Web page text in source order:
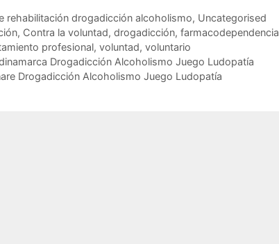
rehabilitación drogadicción alcoholismo, Uncategorised
, Contra la voluntad, drogadicción, farmacodependencia
profesional, voluntad, voluntario
Drogadicción Alcoholismo Juego Ludopatía
Drogadicción Alcoholismo Juego Ludopatía